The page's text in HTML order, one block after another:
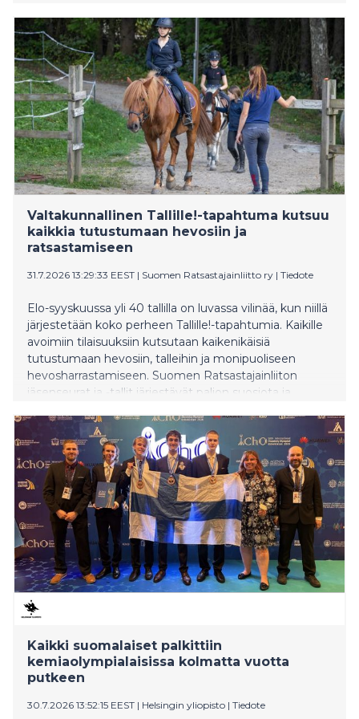
Pedro tunnetaan tasaisista länsituulistaan ja pitkistä
perinteistään kansainvälisten purjehduskilpailujen
isäntäkaupunkina. Suomalaispurjehtijoista mukana
ovat Akseli Keskinen ja Katariina Roihu Nacra 17 -
veneluokassa. He ovat päässeet ottamaan tuntumaa
olosuhteisiin jo harjoitusten aikana. – Treeniviikko on
sujunut lupaavasti, ja olemme päässeet tutustumaan
kisapaikan olosuhteisiin kattavasti. Veneen vauhti on
tuntunut hyvältä, ja joka päivä iltapäivällä noin kolmen
aikaan nouseva tuuli on tarjonnut erinomaiset puitteet
harjoittelulle. Olemme saaneet hyödynnettyä jokaisen
purjehduspäivän ja kerättyä paljon laadukkaita toistoja
alle. Kisoihin lähdetään luottavaisin mielin. Tavoitteena
on tuoda kilpailuihin sama vauhti ja tekemisen taso,
Valtakunnallinen Tallille!-tapahtuma kutsuu
kaikkia tutustumaan hevosiin ja
ratsastamiseen
31.7.2026 13:29:33 EEST | Suomen Ratsastajainliitto ry | Tiedote
Elo-syyskuussa yli 40 tallilla on luvassa vilinää, kun niillä
järjestetään koko perheen Tallille!-tapahtumia. Kaikille
avoimiin tilaisuuksiin kutsutaan kaikenikäisiä
tutustumaan hevosiin, talleihin ja monipuoliseen
hevosharrastamiseen. Suomen Ratsastajainliiton
jäsenseurat ja -tallit järjestävät paljon suosiota ja
kolmannen kerran.
Kaikki suomalaiset palkittiin
kemiaolympialaisissa kolmatta vuotta
putkeen
30.7.2026 13:52:15 EEST | Helsingin yliopisto | Tiedote